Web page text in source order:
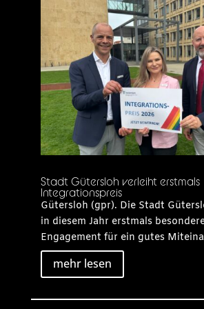
Stadt Gütersloh verleiht erstmals
Integrationspreis
Gütersloh (gpr). Die Stadt
in diesem Jahr erstmals
Engagement für ein gutes
mehr lesen